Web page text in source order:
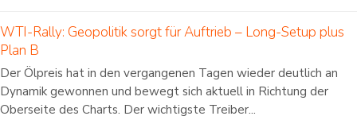
WTI-Rally: Geopolitik sorgt für Auftrieb – Long-Setup plus
Plan B
Der Ölpreis hat in den vergangenen Tagen wieder deutlich an
Dynamik gewonnen und bewegt sich aktuell in Richtung der
Oberseite des Charts. Der wichtigste Treiber...